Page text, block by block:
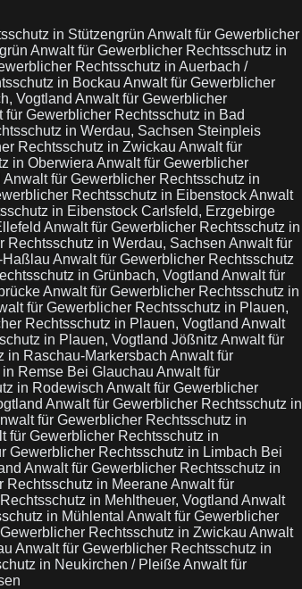
in Stützengrün Anwalt für Gewerblicher
Anwalt für Gewerblicher Rechtsschutz in
Rechtsschutz in Auerbach /
in Bockau Anwalt für Gewerblicher
Vogtland Anwalt für Gewerblicher
für Gewerblicher Rechtsschutz in Bad
in Werdau, Sachsen Steinpleis
Rechtsschutz in Zwickau Anwalt für
in Oberwiera Anwalt für Gewerblicher
Anwalt für Gewerblicher Rechtsschutz in
Rechtsschutz in EibenstockAnwalt
in Eibenstock Carlsfeld, Erzgebirge
Anwalt für Gewerblicher Rechtsschutz in
Rechtsschutz in Werdau, Sachsen Anwalt für
Haßlau Anwalt für Gewerblicher Rechtsschutz
in Grünbach, Vogtland Anwalt für
Anwalt für Gewerblicher Rechtsschutz in
für Gewerblicher Rechtsschutz in Plauen,
Rechtsschutz in Plauen, Vogtland Anwalt
in Plauen, Vogtland Jößnitz Anwalt für
in Raschau-Markersbach Anwalt für
Remse Bei Glauchau Anwalt für
in Rodewisch Anwalt für Gewerblicher
Anwalt für Gewerblicher Rechtsschutz in
für Gewerblicher Rechtsschutz in
für Gewerblicher Rechtsschutz in
Gewerblicher Rechtsschutz in Limbach Bei
Anwalt für Gewerblicher Rechtsschutz in
Rechtsschutz in MeeraneAnwalt für
in Mehltheuer, Vogtland Anwalt
in Mühlental Anwalt für Gewerblicher
Rechtsschutz in Zwickau Anwalt
Anwalt für Gewerblicher Rechtsschutz in
in Neukirchen / PleißeAnwalt für